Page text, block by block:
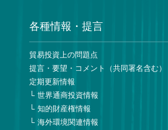
各種情報・提言
貿易投資上の問題点
提言・要望・コメント（共同署名含む）
定期更新情報
世界通商投資情報
知的財産権情報
海外環境関連情報